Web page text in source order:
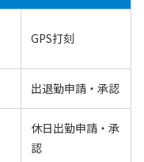
GPS打刻
出退勤申請・承認
休日出勤申請・承
認